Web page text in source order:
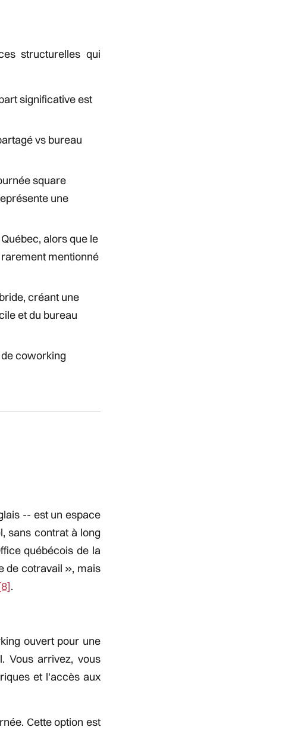
structurelles qui
significative est
vs bureau
square
une
alors que le
mentionné
créant une
et du bureau
coworking
-- est un espace
sans contrat à long
québécois de la
de cotravail », mais
.
ouvert pour une
Vous arrivez, vous
et l'accès aux
Cette option est